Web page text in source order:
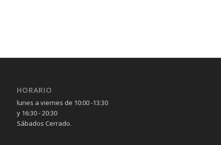
HORARIO
lunes a viernes de 10:00 -13:30
y 16:30 - 20:30
Sábados Cerrado.